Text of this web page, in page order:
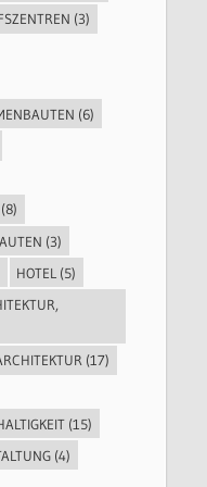
(3)
(6)
(8)
(3)
HOTEL (5)
(17)
(15)
(4)